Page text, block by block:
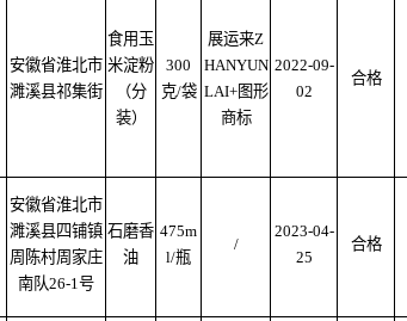
安徽省淮北市
濉溪县祁集街
食用玉
米淀粉
（分
装）
300
克/袋
展运来Z
HANYUN
LAI+图形
商标
2022-09-
02
合格
安徽省淮北市
濉溪县四铺镇
周陈村周家庄
南队26-1号
石磨香
油
475m
l/瓶
/
2023-04-
25
合格